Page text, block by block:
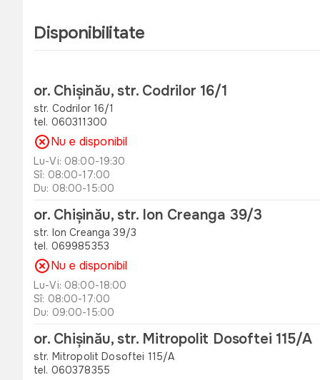
Disponibilitate
or. Chișinău, str. Codrilor 16/1
str. Codrilor 16/1
tel. 060311300
Nu e disponibil
Lu-Vi: 08:00-19:30
Sî: 08:00-17:00
Du: 08:00-15:00
or. Chișinău, str. Ion Creanga 39/3
str. Ion Creanga 39/3
tel. 069985353
Nu e disponibil
Lu-Vi: 08:00-18:00
Sî: 08:00-17:00
Du: 09:00-15:00
or. Chișinău, str. Mitropolit Dosoftei 115/A
str. Mitropolit Dosoftei 115/A
tel. 060378355